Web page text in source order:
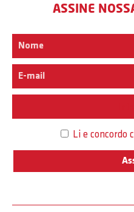
ASSINE
Li e concordo